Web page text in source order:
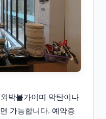
박불가이며 막탄이나
가능합니다. 예약증